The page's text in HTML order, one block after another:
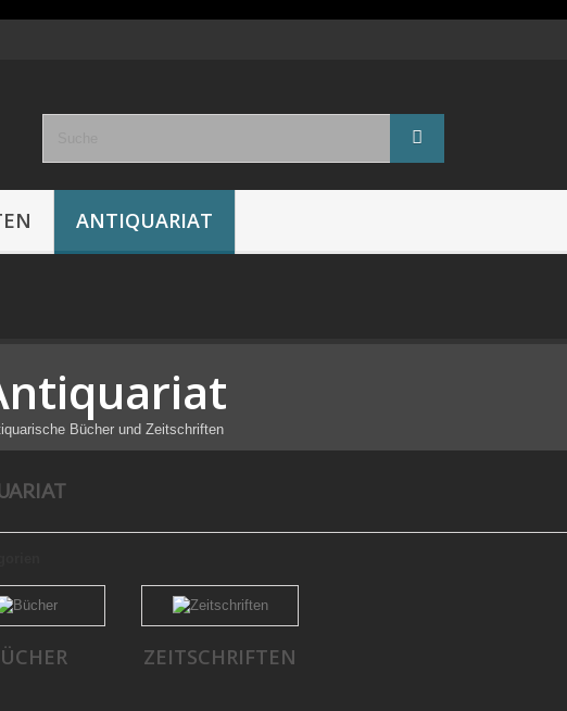
ANTIQUARIAT
Bücher und Zeitschriften
ZEITSCHRIFTEN